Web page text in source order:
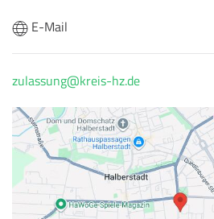
E-Mail
zulassung@kreis-hz.de